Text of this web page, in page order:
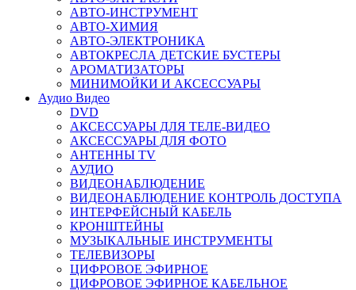
АВТО-ИНСТРУМЕНТ
АВТО-ХИМИЯ
АВТО-ЭЛЕКТРОНИКА
АВТОКРЕСЛА ДЕТСКИЕ БУСТЕРЫ
АРОМАТИЗАТОРЫ
МИНИМОЙКИ И АКСЕССУАРЫ
Аудио Видео
DVD
АКСЕССУАРЫ ДЛЯ ТЕЛЕ-ВИДЕО
АКСЕССУАРЫ ДЛЯ ФОТО
АНТЕННЫ TV
АУДИО
ВИДЕОНАБЛЮДЕНИЕ
ВИДЕОНАБЛЮДЕНИЕ КОНТРОЛЬ ДОСТУПА
ИНТЕРФЕЙСНЫЙ КАБЕЛЬ
КРОНШТЕЙНЫ
МУЗЫКАЛЬНЫЕ ИНСТРУМЕНТЫ
ТЕЛЕВИЗОРЫ
ЦИФРОВОЕ ЭФИРНОЕ
ЦИФРОВОЕ ЭФИРНОЕ КАБЕЛЬНОЕ